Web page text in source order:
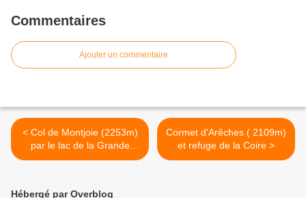
Commentaires
Ajouter un commentaire
< Col de Montjoie (2253m)
par le lac de la Grande
Léchère
Cormet d'Arêches ( 2109m)
et refuge de la Coire >
Hébergé par Overblog